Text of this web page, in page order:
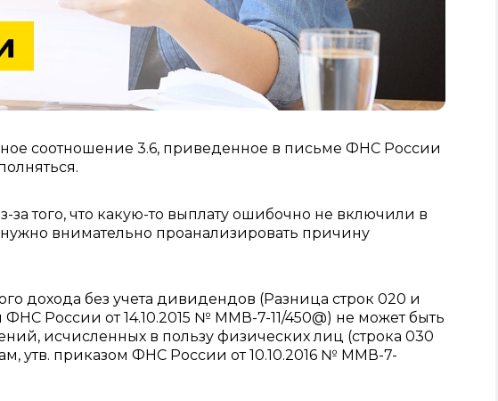
соотношение 3.6, приведенное в письме ФНС России
того, что какую-то выплату ошибочно не включили в
внимательно проанализировать причину
дохода без учета дивидендов (Разница строк 020 и
России от 14.10.2015 № ММВ-7-11/450@) не может быть
исчисленных в пользу физических лиц (строка 030
утв. приказом ФНС России от 10.10.2016 № ММВ-7-